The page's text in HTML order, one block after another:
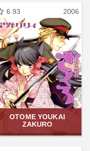
6.93 2006
OTOME YOUKAI
ZAKURO